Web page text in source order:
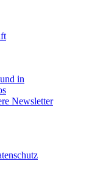
in
Newsletter